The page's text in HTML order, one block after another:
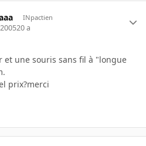
INpactien
20 a
et une souris sans fil à "longue
prix?merci